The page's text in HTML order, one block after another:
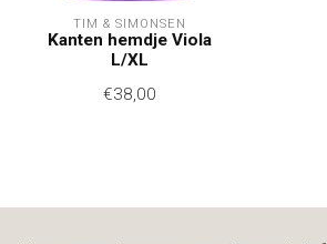
TIM & SIMONSEN
Kanten hemdje Viola
L/XL
€38,00